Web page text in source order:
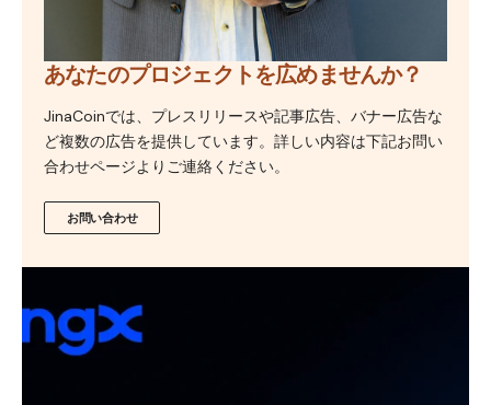
あなたのプロジェクトを広めませんか？
JinaCoinでは、プレスリリースや記事広告、バナー広告な
ど複数の広告を提供しています。詳しい内容は下記お問い
合わせページよりご連絡ください。
お問い合わせ